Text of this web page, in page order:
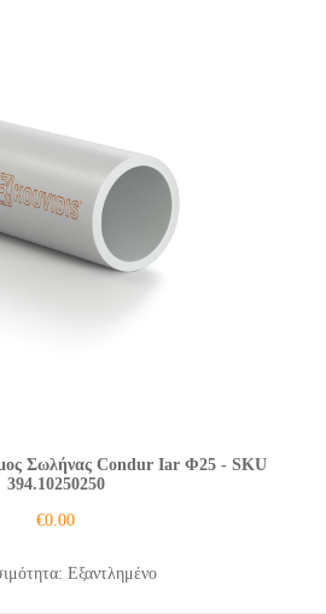
Σωλήνας Condur Iar Φ25 - SKU
394.10250250
€0.00
Εξαντλημένο